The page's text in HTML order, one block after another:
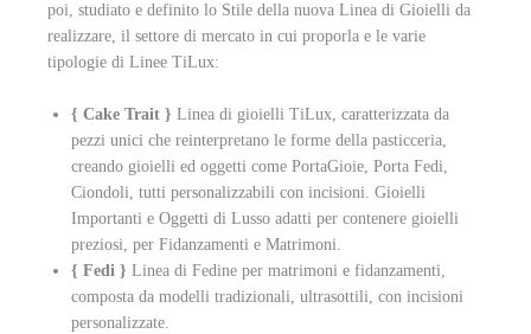
poi, studiato e definito lo Stile della nuova Linea di Gioielli da
realizzare, il settore di mercato in cui proporla e le varie
tipologie di Linee TiLux:
{ Cake Trait } Linea di gioielli TiLux, caratterizzata da
pezzi unici che reinterpretano le forme della pasticceria,
creando gioielli ed oggetti come PortaGioie, Porta Fedi,
Ciondoli, tutti personalizzabili con incisioni. Gioielli
Importanti e Oggetti di Lusso adatti per contenere gioielli
preziosi, per Fidanzamenti e Matrimoni.
{ Fedi } Linea di Fedine per matrimoni e fidanzamenti,
composta da modelli tradizionali, ultrasottili, con incisioni
personalizzate.